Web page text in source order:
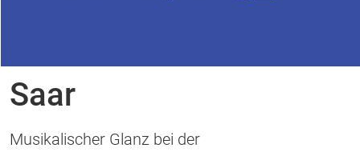
Musikschule Obere
Saar
Musikalischer Glanz bei der